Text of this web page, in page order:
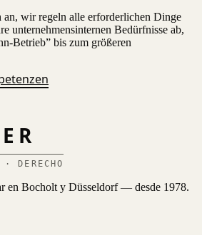
an, wir regeln alle erforderlichen Dinge
unternehmensinternen Bedürfnisse ab,
Betrieb” bis zum größeren
DERECHO
en Bocholt y Düsseldorf — desde 1978.